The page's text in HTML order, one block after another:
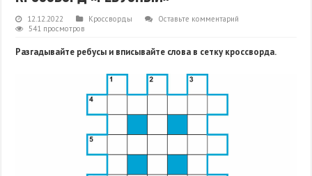
12.12.2022 Кроссворды
Оставьте комментарий
541 просмотров
Разгадывайте ребусы и вписывайте слова в сетку кроссворда.